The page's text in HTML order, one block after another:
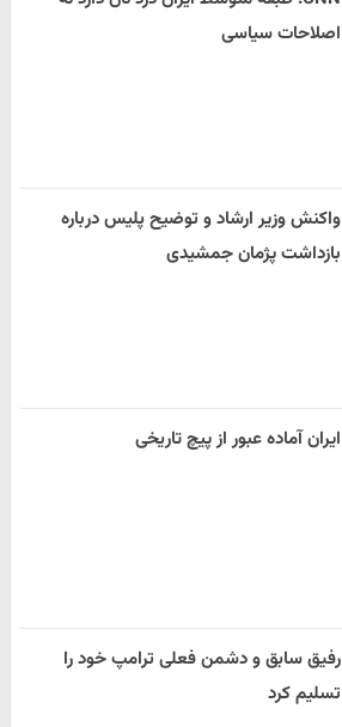
اصلاحات سیاسی
واکنش وزیر ارشاد و توضیح پلیس درباره
بازداشت پژمان جمشیدی
ایران آماده عبور از پیچ تاریخی
رفیق سابق و دشمن فعلی ترامپ خود را
تسلیم کرد